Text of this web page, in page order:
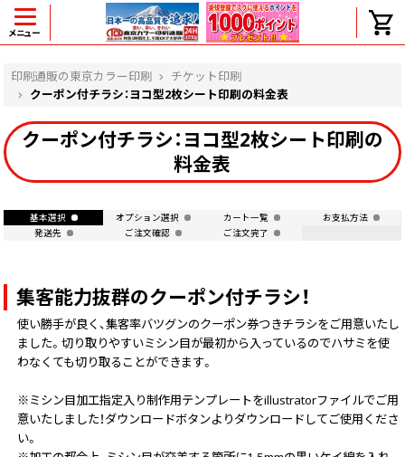
メニュー
印刷通販の東京カラー印刷
チケット印刷
クーポン付チラシ：ヨコ型2枚シート印刷の料金表
クーポン付チラシ：ヨコ型2枚シート印刷の
料金表
基本選択 オプション選択 カート一覧
お支払方法
発送先
ご注文確認 ご注文完了
集客能力抜群のクーポン付チラシ！
使い勝手が良く、集客率バツグンのクーポン券つきチラシをご用意いたし
ました。切り取りやすいミシン目が最初から入っているのでハサミを使
わなくても切り取ることができます。
※ミシン目加工指定入り制作用テンプレートをillustratorファイルでご用
意いたしました！ダウンロードボタンよりダウンロードしてご使用くださ
い。
ヘルプ
よくある質問
入金・決済後、入金情報画面に反映されま
価格表にない部数の注文は可能ですか？
出荷からお届けまでの日数を教えてくださ
任意の部数単位で帯をかけて納品できま
すか？
領収書・納品書を発行は可能ですか？
初回特典の1000ポイントを使用するに
は？
か？